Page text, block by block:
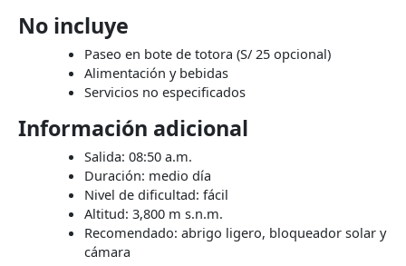
No incluye
Paseo en bote de totora (S/ 25 opcional)
Alimentación y bebidas
Servicios no especificados
Información adicional
Salida: 08:50 a.m.
Duración: medio día
Nivel de dificultad: fácil
Altitud: 3,800 m s.n.m.
Recomendado: abrigo ligero, bloqueador solar y
cámara